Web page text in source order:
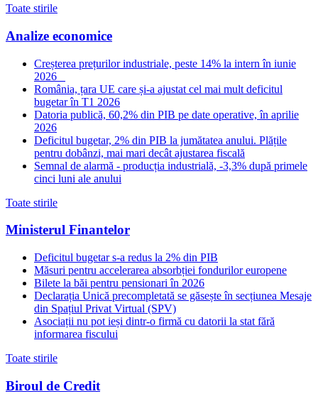
Toate stirile
Analize economice
Creșterea prețurilor industriale, peste 14% la intern în iunie
2026
România, țara UE care și-a ajustat cel mai mult deficitul
bugetar în T1 2026
Datoria publică, 60,2% din PIB pe date operative, în aprilie
2026
Deficitul bugetar, 2% din PIB la jumătatea anului. Plățile
pentru dobânzi, mai mari decât ajustarea fiscală
Semnal de alarmă - producția industrială, -3,3% după primele
cinci luni ale anului
Toate stirile
Ministerul Finantelor
Deficitul bugetar s-a redus la 2% din PIB
Măsuri pentru accelerarea absorbției fondurilor europene
Bilete la băi pentru pensionari în 2026
Declarația Unică precompletată se găsește în secțiunea Mesaje
din Spațiul Privat Virtual (SPV)
Asociații nu pot ieși dintr-o firmă cu datorii la stat fără
informarea fiscului
Toate stirile
Biroul de Credit